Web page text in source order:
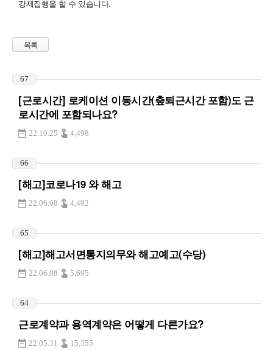
강제집행을 할 수 있습니다.
목록
67
[근로시간] 로케이션 이동시간(춮퇴근시간 포함)도 근
로시간에 포함되나요?
22.10.25 4,498
66
[해고]코로나19 와 해고
22.06.08 4,492
65
[해고]해고서면통지의무와 해고예고(수당)
22.06.08 5,695
64
근로계약과 용역계약은 어떻게 다른가요?
22.05.31 15,355